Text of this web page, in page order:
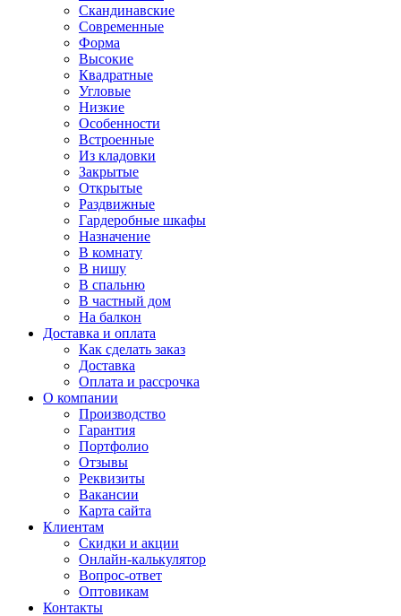
Скандинавские
Современные
Форма
Высокие
Квадратные
Угловые
Низкие
Особенности
Встроенные
Из кладовки
Закрытые
Открытые
Раздвижные
Гардеробные шкафы
Назначение
В комнату
В нишу
В спальню
В частный дом
На балкон
Доставка и оплата
Как сделать заказ
Доставка
Оплата и рассрочка
О компании
Производство
Гарантия
Портфолио
Отзывы
Реквизиты
Вакансии
Карта сайта
Клиентам
Скидки и акции
Онлайн-калькулятор
Вопрос-ответ
Оптовикам
Контакты